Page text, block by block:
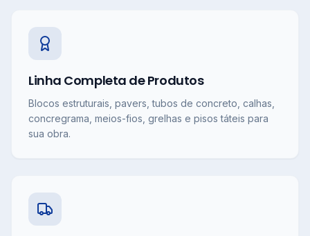
Linha Completa de Produtos
Blocos estruturais, pavers, tubos de concreto, calhas,
concregrama, meios-fios, grelhas e pisos táteis para
sua obra.